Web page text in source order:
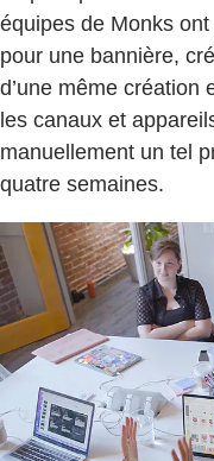
équipes de Monks
pour une bannière,
d’une même création
les canaux et
manuellement un tel
quatre semaines.